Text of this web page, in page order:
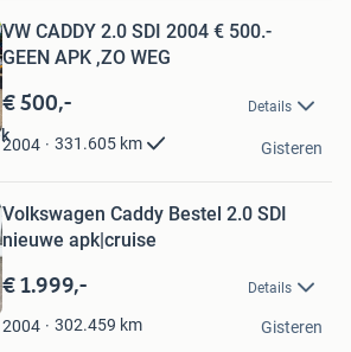
VW CADDY 2.0 SDI 2004 € 500.-
GEEN APK ,ZO WEG
€ 500,- Details
2004 331.605 km Gisteren
Volkswagen Caddy Bestel 2.0 SDI
nieuwe apk|cruise
€ 1.999,- Details
2004 302.459 km Gisteren